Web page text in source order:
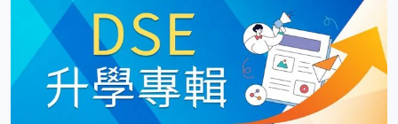
政局